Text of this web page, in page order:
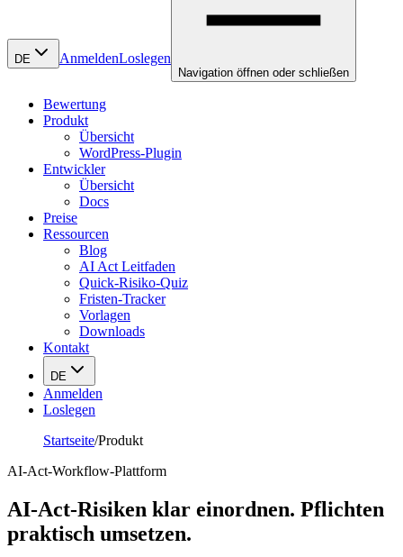
DE AnmeldenLoslegen
Navigation öffnen oder schließen
Bewertung
Produkt
Übersicht
WordPress-Plugin
Entwickler
Übersicht
Docs
Preise
Ressourcen
Blog
AI Act Leitfaden
Quick-Risiko-Quiz
Fristen-Tracker
Vorlagen
Downloads
Kontakt
DE
Anmelden
Loslegen
Startseite/Produkt
AI-Act-Workflow-Plattform
AI-Act-Risiken klar einordnen. Pflichten
praktisch umsetzen.